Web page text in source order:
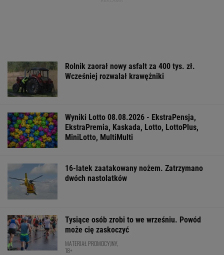
Rolnik zaorał nowy asfalt za 400 tys. zł.
Wcześniej rozwalał krawężniki
Wyniki Lotto 08.08.2026 - EkstraPensja,
EkstraPremia, Kaskada, Lotto, LottoPlus,
MiniLotto, MultiMulti
16-latek zaatakowany nożem. Zatrzymano
dwóch nastolatków
Tysiące osób zrobi to we wrześniu. Powód
może cię zaskoczyć
MATERIAŁ PROMOCYJNY,
18+